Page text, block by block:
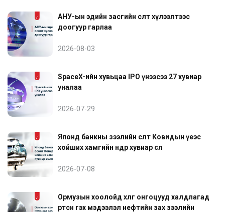
АНУ-ын эдийн засгийн өсөлт хүлээлтээс
доогуур гарлаа
2026-08-03
SpaceX-ийн хувьцаа IPO үнээсээ 27 хувиар
уналаа
2026-07-29
Японд банкны зээлийн өсөлт Ковидын үеэс
хойших хамгийн өндөр хувиар өслөө
2026-07-08
Ормузын хоолойд хөлөг онгоцууд халдлагад
өртсөн гэх мэдээлэл нефтийн зах зээлийн